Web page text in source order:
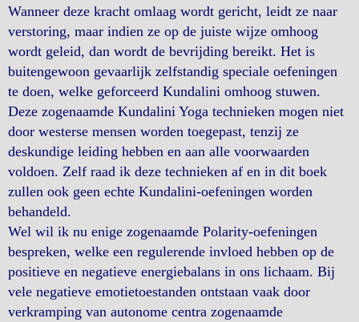
Wanneer deze kracht omlaag wordt gericht, leidt ze naar
verstoring, maar indien ze op de juiste wijze omhoog
wordt geleid, dan wordt de bevrijding bereikt. Het is
buitengewoon gevaarlijk zelfstandig speciale oefeningen
te doen, welke geforceerd Kundalini omhoog stuwen.
Deze zogenaamde Kundalini Yoga technieken mogen niet
door westerse mensen worden toegepast, tenzij ze
deskundige leiding hebben en aan alle voorwaarden
voldoen. Zelf raad ik deze technieken af en in dit boek
zullen ook geen echte Kundalini-oefeningen worden
behandeld.
Wel wil ik nu enige zogenaamde Polarity-oefeningen
bespreken, welke een regulerende invloed hebben op de
positieve en negatieve energiebalans in ons lichaam. Bij
vele negatieve emotietoestanden ontstaan vaak door
verkramping van autonome centra zogenaamde